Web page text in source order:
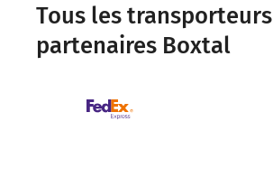
Tous les transporteurs
partenaires Boxtal